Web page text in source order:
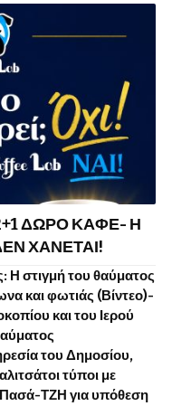
ΔΩΡΟ ΚΑΦΕ- Η
ΧΑΝΕΤΑΙ!
στιγμή του θαύματος
και φωτιάς (Βίντεο)-
και του Ιερού
του Δημοσίου,
τύποι με
Πασά-ΤΖΗ για υπόθεση